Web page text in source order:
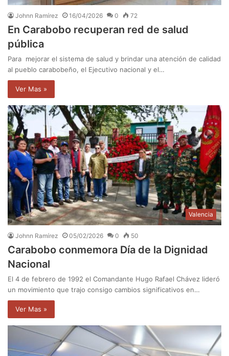
Johnn Ramírez 16/04/2026 0 72
En Carabobo recuperan red de salud
pública
Para mejorar el sistema de salud y brindar una atención de calidad
al pueblo carabobeño, el Ejecutivo nacional y el…
Ver Mas »
Valencia
Johnn Ramírez 05/02/2026 0 50
Carabobo conmemora Día de la Dignidad
Nacional
El 4 de febrero de 1992 el Comandante Hugo Rafael Chávez lideró
un movimiento que trajo consigo cambios significativos en…
Ver Mas »